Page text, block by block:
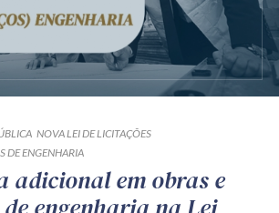
NOVA LEI DE LICITAÇÕES
DE ENGENHARIA
adicional em obras e